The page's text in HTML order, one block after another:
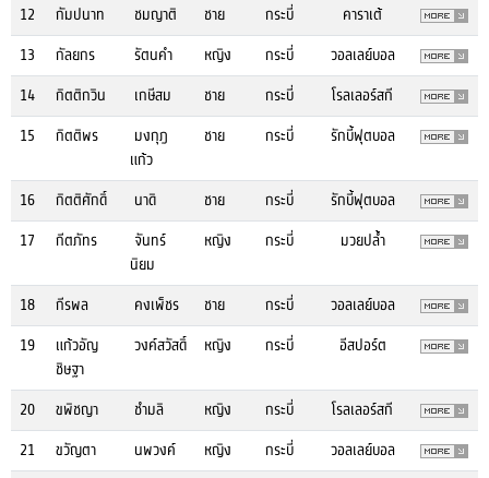
12
กัมปนาท ชมญาติ ชาย กระบี่
คาราเต้
13
กัลยกร รัตนคำ หญิง กระบี่
วอลเลย์บอล
14
กิตติกวิน เกษีสม ชาย กระบี่
โรลเลอร์สกี
15
กิตติพร
มงกุฎ
แก้ว
ชาย กระบี่ รักบี้ฟุตบอล
16 กิตติศักดิ์ นาดิ ชาย กระบี่
รักบี้ฟุตบอล
17
กีตภัทร
จันทร์
นิยม
หญิง กระบี่ มวยปล้ำ
18 กีรพล คงเพ็ชร ชาย กระบี่
วอลเลย์บอล
19
แก้วอัญ
ชิษฐา
วงค์สวัสดิ์ หญิง กระบี่ อีสปอร์ต
20 ขพิชญา ชำมลิ หญิง กระบี่
โรลเลอร์สกี
21
ขวัญตา นพวงค์ หญิง กระบี่
วอลเลย์บอล